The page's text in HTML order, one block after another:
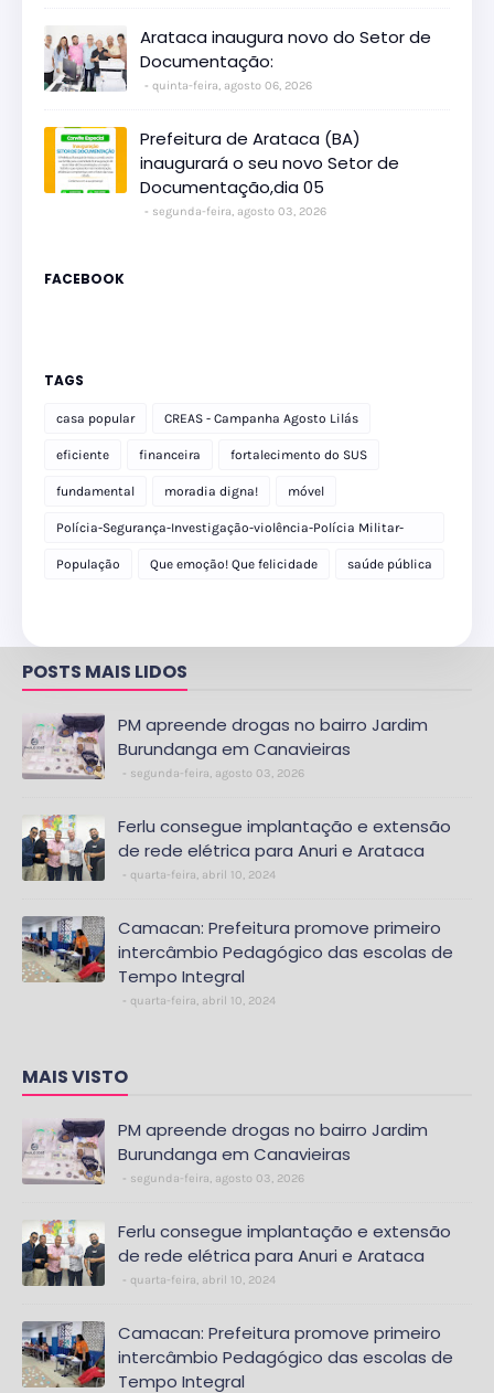
Arataca inaugura novo do Setor de
Documentação:
quinta-feira, agosto 06, 2026
Prefeitura de Arataca (BA)
inaugurará o seu novo Setor de
Documentação,dia 05
segunda-feira, agosto 03, 2026
FACEBOOK
TAGS
casa popular CREAS - Campanha Agosto Lilás
eficiente financeira fortalecimento do SUS
fundamental moradia digna! móvel
Polícia-Segurança-Investigação-violência-Polícia Militar-
delegacia
População Que emoção! Que felicidade saúde pública
POSTS MAIS LIDOS
PM apreende drogas no bairro Jardim
Burundanga em Canavieiras
segunda-feira, agosto 03, 2026
Ferlu consegue implantação e extensão
de rede elétrica para Anuri e Arataca
quarta-feira, abril 10, 2024
Camacan: Prefeitura promove primeiro
intercâmbio Pedagógico das escolas de
Tempo Integral
quarta-feira, abril 10, 2024
MAIS VISTO
PM apreende drogas no bairro Jardim
Burundanga em Canavieiras
segunda-feira, agosto 03, 2026
Ferlu consegue implantação e extensão
de rede elétrica para Anuri e Arataca
quarta-feira, abril 10, 2024
Camacan: Prefeitura promove primeiro
intercâmbio Pedagógico das escolas de
Tempo Integral